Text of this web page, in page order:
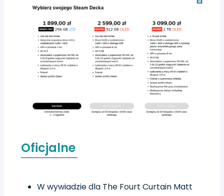
Oficjalne
W wywiadzie dla The Fourt Curtain Matt